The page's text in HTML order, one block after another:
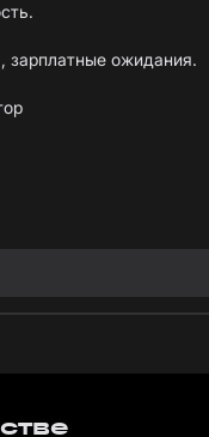
зарплатные ожидания.